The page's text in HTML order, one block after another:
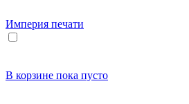
Империя печати
В корзине пока пусто